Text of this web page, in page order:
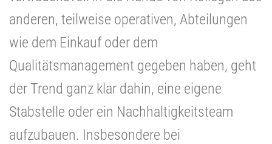
anderen, teilweise operativen, Abteilungen
wie dem Einkauf oder dem
Qualitätsmanagement gegeben haben, geht
der Trend ganz klar dahin, eine eigene
Stabstelle oder ein Nachhaltigkeitsteam
aufzubauen. Insbesondere bei